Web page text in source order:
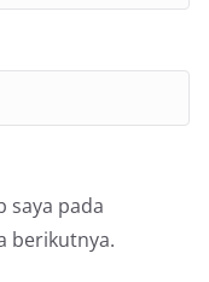
saya pada
berikutnya.